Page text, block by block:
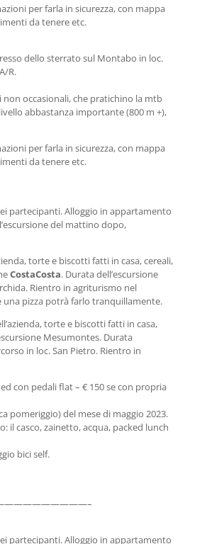
per farla in sicurezza, con mappa
da tenere etc.
dello sterrato sul Montabo in loc.
R.
non occasionali, che pratichino la mtb
abbastanza importante (800 m +),
per farla in sicurezza, con mappa
da tenere etc.
partecipanti. Alloggio in appartamento
del mattino dopo,
torte e biscotti fatti in casa, cereali,
CostaCosta. Durata dell’escursione
Rientro in agriturismo nel
una pizza potrà farlo tranquillamente.
torte e biscotti fatti in casa,
Mesumontes. Durata
in loc. San Pietro. Rientro in
con pedali flat – € 150 se con propria
pomeriggio) del mese di maggio 2023.
il casco, zainetto, acqua, packed lunch
bici self.
partecipanti. Alloggio in appartamento